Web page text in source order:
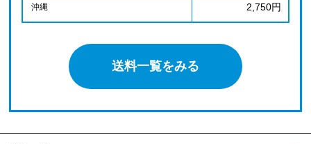
沖縄 2,750円
送料一覧をみる